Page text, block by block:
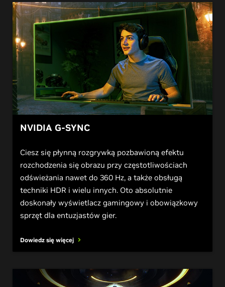
NVIDIA G-SYNC
Ciesz się płynną rozgrywką pozbawioną efektu
rozchodzenia się obrazu przy częstotliwościach
odświeżania nawet do 360 Hz, a także obsługą
techniki HDR i wielu innych. Oto absolutnie
doskonały wyświetlacz gamingowy i obowiązkowy
sprzęt dla entuzjastów gier.
Dowiedz się więcej